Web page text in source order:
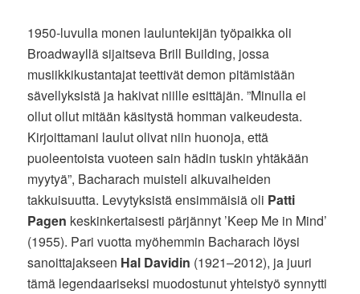
1950-luvulla monen lauluntekijän työpaikka oli
Broadwayllä sijaitseva Brill Building, jossa
musiikkikustantajat teettivät demon pitämistään
sävellyksistä ja hakivat niille esittäjän. ”Minulla ei
ollut ollut mitään käsitystä homman vaikeudesta.
Kirjoittamani laulut olivat niin huonoja, että
puoleentoista vuoteen sain hädin tuskin yhtäkään
myytyä”, Bacharach muisteli alkuvaiheiden
takkuisuutta. Levytyksistä ensimmäisiä oli Patti
Pagen keskinkertaisesti pärjännyt ’Keep Me in Mind’
(1955). Pari vuotta myöhemmin Bacharach löysi
sanoittajakseen Hal Davidin (1921–2012), ja juuri
tämä legendaariseksi muodostunut yhteistyö synnytti